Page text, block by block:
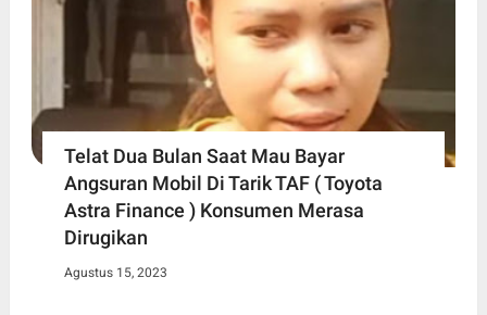
Telat Dua Bulan Saat Mau Bayar
Angsuran Mobil Di Tarik TAF ( Toyota
Astra Finance ) Konsumen Merasa
Dirugikan
Agustus 15, 2023